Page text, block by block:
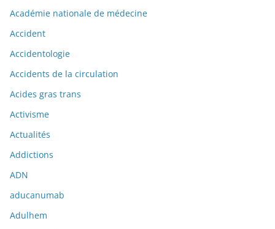
Académie nationale de médecine
Accident
Accidentologie
Accidents de la circulation
Acides gras trans
Activisme
Actualités
Addictions
ADN
aducanumab
Adulhem